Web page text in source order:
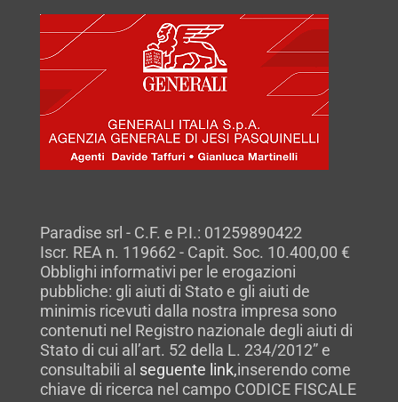
Paradise srl - C.F. e P.I.: 01259890422
Iscr. REA n. 119662 - Capit. Soc. 10.400,00 €
Obblighi informativi per le erogazioni
pubbliche: gli aiuti di Stato e gli aiuti de
minimis ricevuti dalla nostra impresa sono
contenuti nel Registro nazionale degli aiuti di
Stato di cui all’art. 52 della L. 234/2012” e
consultabili al seguente link,inserendo come
chiave di ricerca nel campo CODICE FISCALE